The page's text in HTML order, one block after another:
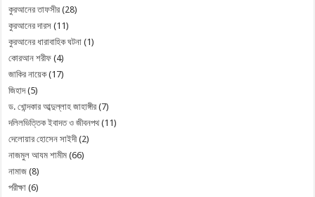
কুরআনের তাফসীর (28)
কুরআনের দারস (11)
কুরআনের ধারাবাহিক ঘটনা (1)
কোরআন শরীফ (4)
জাকির নায়েক(17)
জিহাদ(5)
ড. খোন্দকার আব্দুল্লাহ জাহাঙ্গীর (7)
দলিলভিত্তিক ইবাদত ও জীবনপথ(11)
দেলোয়ার হোসেন সাইদী(2)
নাজমুল আযম শামীম (66)
নামাজ (8)
পরীক্ষা (6)